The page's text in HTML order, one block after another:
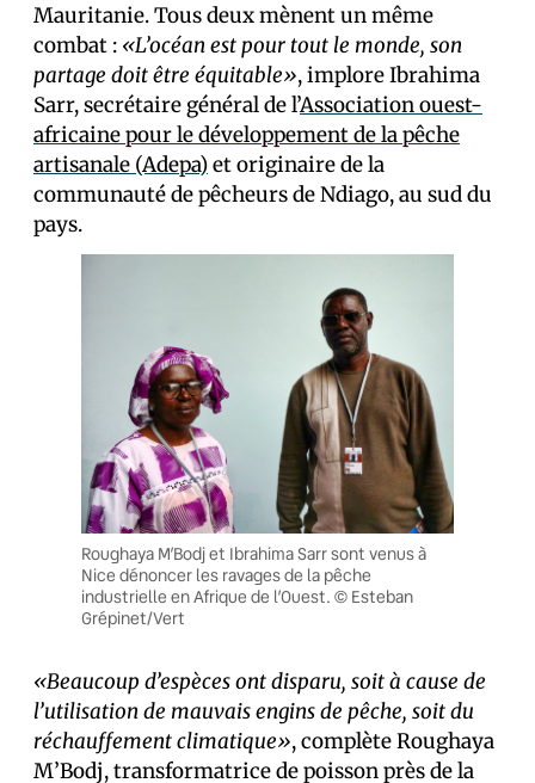
Mauritanie. Tous deux mènent un même
combat : «L’océan est pour tout le monde, son
partage doit être équitable», implore Ibrahima
Sarr, secrétaire général de l’Association ouest-
africaine pour le développement de la pêche
artisanale (Adepa)et originaire de la
communauté de pêcheurs de Ndiago, au sud du
pays.
Roughaya M’Bodj et Ibrahima Sarr sont venus à
Nice dénoncer les ravages de la pêche
industrielle en Afrique de l’Ouest. © Esteban
Grépinet/Vert
«Beaucoup d’espèces ont disparu, soit à cause de
l’utilisation de mauvais engins de pêche, soit du
réchauffement climatique», complète Roughaya
M’Bodj, transformatrice de poisson près de la